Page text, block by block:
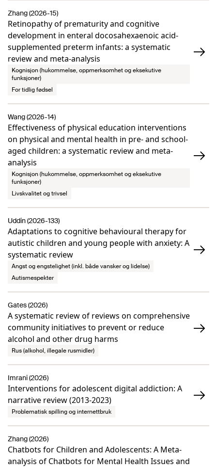
Retinopathy of prematurity and cognitive
development in enteral docosahexaenoic acid-
supplemented preterm infants: a systematic
review and meta-analysis
Zhang (2026-15)
Kognisjon (hukommelse, oppmerksomhet og eksekutive
funksjoner)
For tidlig fødsel
Effectiveness of physical education interventions
on physical and mental health in pre- and school-
aged children: a systematic review and meta-
analysis
Wang (2026-14)
Kognisjon (hukommelse, oppmerksomhet og eksekutive
funksjoner)
Livskvalitet og trivsel
Adaptations to cognitive behavioural therapy for
autistic children and young people with anxiety: A
systematic review
Uddin (2026-133)
Angst og engstelighet (inkl. både vansker og lidelse)
Autismespekter
A systematic review of reviews on comprehensive
community initiatives to prevent or reduce
alcohol and other drug harms
Gates (2026)
Rus (alkohol, illegale rusmidler)
Interventions for adolescent digital addiction: A
narrative review (2013-2023)
Imrani (2026)
Problematisk spilling og internettbruk
Chatbots for Children and Adolescents: A Meta-
analysis of Chatbots for Mental Health Issues and
Zhang (2026)